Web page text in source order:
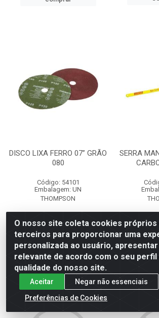
DISCO LIXA FERRO 07” GRÃO
080
Código: 54101
Embalagem: UN
THOMPSON
Faça seu login ou
cadastre-se para
ver preços e
comprar
SERRA
Faça
ver
O nosso site coleta cookies próprios
terceiros para proporcionar uma
personalizada ao usuário,
relevante de acordo com o seu
qualidade do nosso site.
Aceitar
Negar não essenciais
Preferências de Cookies